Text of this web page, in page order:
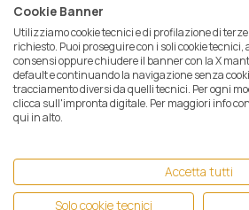
® Tutto per la Sicurezza Srl
10.000 i.v. | © 2025 Tutti i diritti riservati.
marchio
Privacy e Cookie Policy|Mappa del sito|
Kitagawa-Riken Keiki-Zefon
Cookie Banner
Utilizziamo cookie tecnici e di profilazione di
richiesto. Puoi proseguire con i soli cookie
consensi oppure chiudere il banner con la X
default e continuando la navigazione senza
tracciamento diversi da quelli tecnici. Per ogni
clicca sull'impronta digitale. Per maggiori info
qui in alto.
Accetta tutti
Solo cookie tecnici